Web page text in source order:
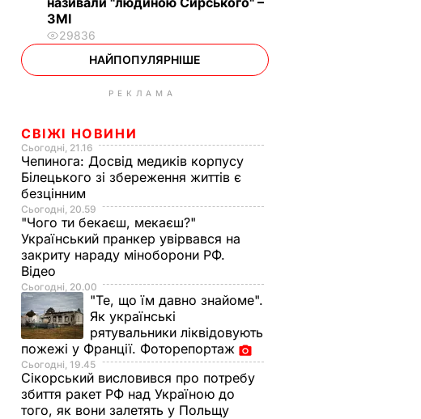
ЗМІ
29836
НАЙПОПУЛЯРНІШЕ
РЕКЛАМА
СВІЖІ НОВИНИ
Сьогодні, 21.16
Чепинога: Досвід медиків корпусу
Білецького зі збереження життів є
безцінним
Сьогодні, 20.59
"Чого ти бекаєш, мекаєш?"
Український пранкер увірвався на
закриту нараду міноборони РФ.
Відео
Сьогодні, 20.00
"Те, що їм давно знайоме".
Як українські
рятувальники ліквідовують
пожежі у Франції. Фоторепортаж
Сьогодні, 19.45
Сікорський висловився про потребу
збиття ракет РФ над Україною до
того, як вони залетять у Польщу